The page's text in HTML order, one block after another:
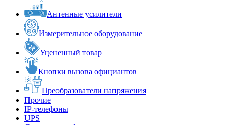
Антенные усилители
Измерительное оборудование
Уцененный товар
Кнопки вызова официантов
Преобразователи напряжения
Прочие
IP-телефоны
UPS